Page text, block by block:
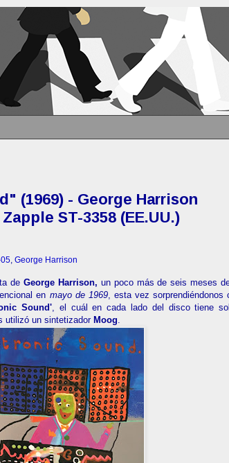
(1969) - George Harrison
ST-3358 (EE.UU.)
George Harrison
de George Harrison, un poco más de seis meses
en mayo de 1969, esta vez sorprendiéndonos
Sound', el cuál en cada lado del disco tiene
utilizó un sintetizador Moog